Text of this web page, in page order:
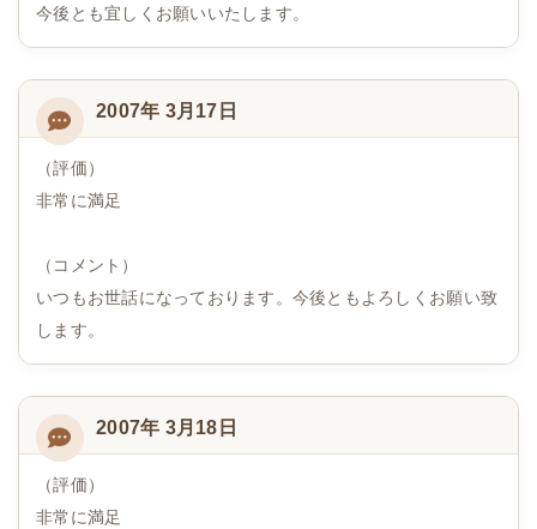
今後とも宜しくお願いいたします。
2007年 3月17日
（評価）
非常に満足
（コメント）
いつもお世話になっております。今後ともよろしくお願い致
します。
2007年 3月18日
（評価）
非常に満足